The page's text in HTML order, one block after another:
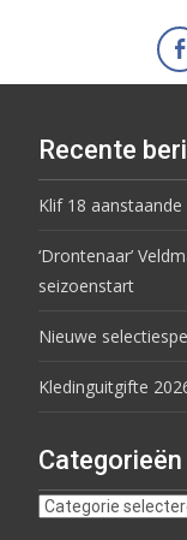
Recente
Klif 18
‘Drontenaar’
seizoenstart
Nieuwe
Kledinguitgifte
Categorieën